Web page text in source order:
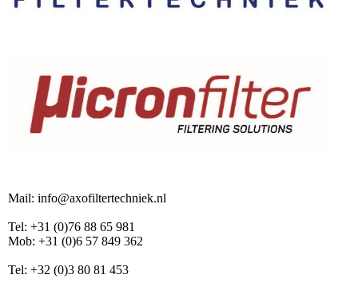
Mail: info@axofiltertechniek.nl
Tel: +31 (0)76 88 65 981
Mob: +31 (0)6 57 849 362
Tel: +32 (0)3 80 81 453